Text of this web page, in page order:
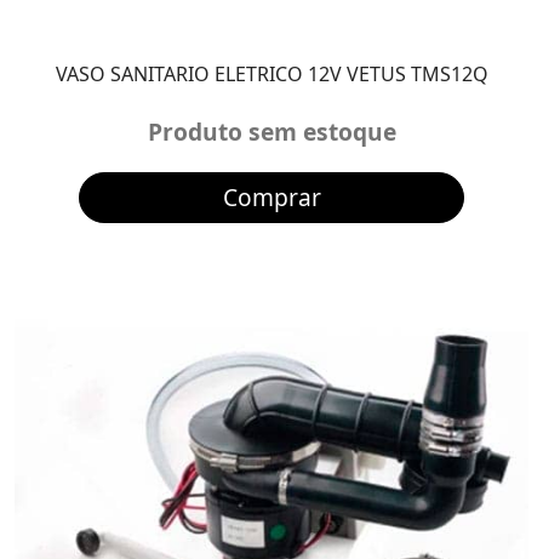
VASO SANITARIO ELETRICO 12V VETUS TMS12Q
Produto sem estoque
Comprar